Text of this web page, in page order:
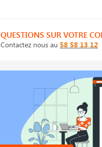
QUESTIONS SUR VOTRE
Contactez nous au 58 58 13 12